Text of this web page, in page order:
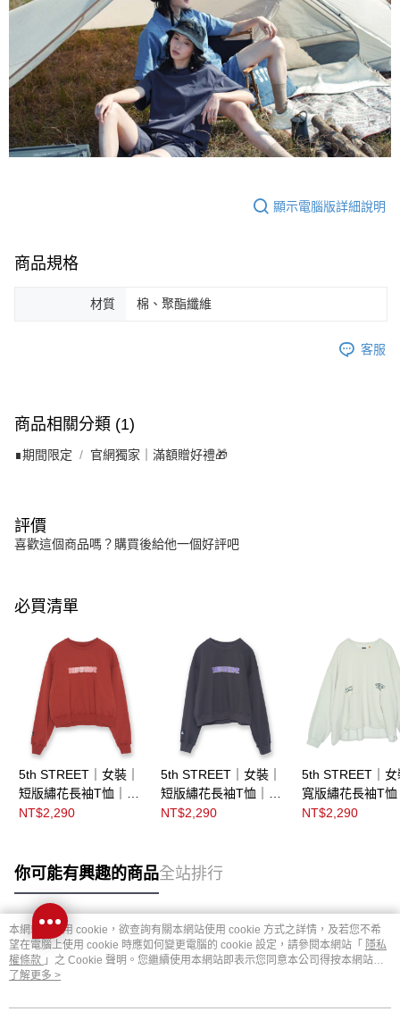
顯示電腦版詳細說明
商品規格
材質 棉、聚酯纖維
客服
商品相關分類 (1)
∎期間限定 官網獨家｜滿額贈好禮🎁
評價
喜歡這個商品嗎？購買後給他一個好評吧
必買清單
5th STREET｜女裝｜
短版繡花長袖T恤｜暗
紅
NT$2,290
5th STREET｜女裝｜
短版繡花長袖T恤｜黑
灰色
NT$2,290
5th STREET｜女
寬版繡花長袖T
卡其
NT$2,290
你可能有興趣的商品全站排行
熱門標籤
本網站中使用 cookie，欲查詢有關本網站使用 cookie 方式之詳情，及若您不希
望在電腦上使用 cookie 時應如何變更電腦的 cookie 設定，請參閱本網站「 隱私
權條款 」之 Cookie 聲明。您繼續使用本網站即表示您同意本公司得按本網站使
用條款之 Cookie 聲明使用 cookie。
了解更多 >